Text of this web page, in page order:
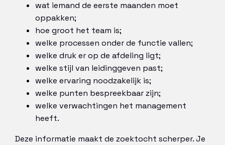
wat iemand de eerste maanden moet
oppakken;
hoe groot het team is;
welke processen onder de functie vallen;
welke druk er op de afdeling ligt;
welke stijl van leidinggeven past;
welke ervaring noodzakelijk is;
welke punten bespreekbaar zijn;
welke verwachtingen het management
heeft.
Deze informatie maakt de zoektocht scherper. Je